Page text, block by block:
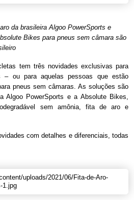
da brasileira Algoo PowerSports e
Bikes para pneus sem câmara são
tem três novidades exclusivas para
– ou para aquelas pessoas que estão
pneus sem câmaras. As soluções são
Algoo PowerSports e a Absolute Bikes,
sem amônia, fita de aro e
com detalhes e diferenciais, todas